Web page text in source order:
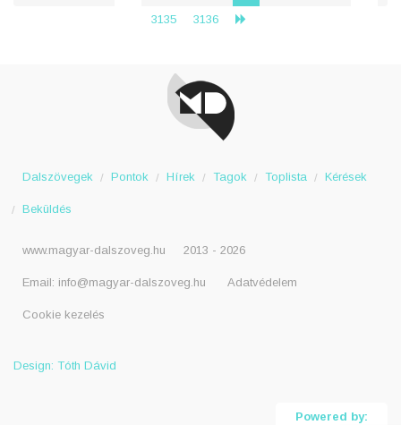
3135
3136
Dalszövegek Pontok Hírek Tagok Toplista Kérések
Beküldés
www.magyar-dalszoveg.hu 2013 - 2026
Email: info@magyar-dalszoveg.hu Adatvédelem
Cookie kezelés
Design: Tóth Dávid
Powered by: